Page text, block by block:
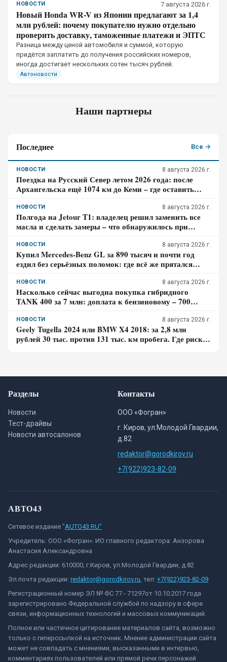
НОВОСТИ 7 августа 2026 г.
Новый Honda WR-V из Японии предлагают за 1,4
млн рублей: почему покупателю нужно отдельно
проверить доставку, таможенные платежи и ЭПТС
Разница между ценой автомобиля и суммой, которую
придётся заплатить до получения российских номеров,
иногда достигает нескольких сотен тысяч рублей.
Автоновости
Наши партнеры
Последнее Все →
НОВОСТИ 8 августа 2026 г.
Поездка на Русский Север летом 2026 года: после
Архангельска ещё 1074 км до Кеми – где оставить
НОВОСТИ 8 августа 2026 г.
Полгода на Jetour T1: владелец решил заменить все
масла и сделать замеры – что обнаружилось при
НОВОСТИ 8 августа 2026 г.
Купил Mercedes-Benz GL за 890 тысяч и почти год
ездил без серьёзных поломок: где всё же прятался
НОВОСТИ 8 августа 2026 г.
Насколько сейчас выгодна покупка гибридного
TANK 400 за 7 млн: доплата к бензиновому – 700
НОВОСТИ 8 августа 2026 г.
Geely Tugella 2024 или BMW X4 2018: за 2,8 млн
рублей 30 тыс. против 131 тыс. км пробега. Где риск
Разделы
Новости
Тест-драйвы
Новости автосалонов
Контакты
ООО «Фогран»
г. Киров, ул.Молодой Гвардии,
д.82
redaktor@gorodkirov.ru
+7(922)923-82-09
АВТО43
Сетевое издание "AUTO43.RU"
Учредитель: ООО «Фогран». ИО главного редактора: Анзорова
Анастасия Александровна
Адрес редакции: 610000, г.Киров, ул.Молодой Гвардии, д.82
Эл.почта редакции: redaktor@gorodkirov.ru, тел: +7(922)923-82-09
Регистрационный номер ЭЛ № ФС 77 - 71297от 10.10.2017 года
зарегистрировано Федеральной службой по надзору в сфере
связи, информационных технологий и массовых коммуникаций.
Полное или частичное цитирование материалов сайта, возможно
только с гиперссылкой на источник. Мнение администрации сайта
может не совпадать с мнениями, высказанными в интервью,
комментариях пользователей или прямой речи персонажей